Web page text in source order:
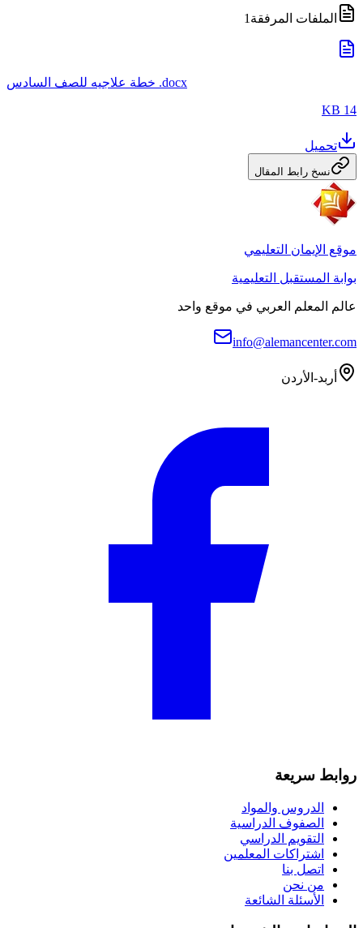
الملفات المرفقة 1
خطة علاجيه للصف السادس .docx
14 KB
تحميل
نسخ رابط المقال
موقع الإيمان التعليمي
بوابة المستقبل التعليمية
عالم المعلم العربي في موقع واحد
info@alemancenter.com
أربد-الأردن
روابط سريعة
الدروس والمواد
الصفوف الدراسية
التقويم الدراسي
اشتراكات المعلمين
اتصل بنا
من نحن
الأسئلة الشائعة